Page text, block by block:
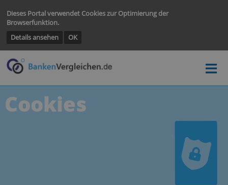
Dieses Portal verwendet Cookies zur Optimierung der
Browserfunktion.
Details ansehen OK
Cookies